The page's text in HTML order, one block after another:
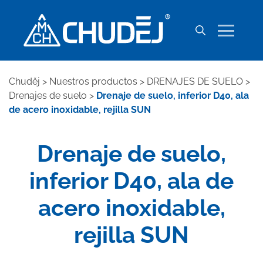
Chuděj > Nuestros productos > DRENAJES DE SUELO >
Drenajes de suelo > Drenaje de suelo, inferior D40, ala
de acero inoxidable, rejilla SUN
Drenaje de suelo,
inferior D40, ala de
acero inoxidable,
rejilla SUN